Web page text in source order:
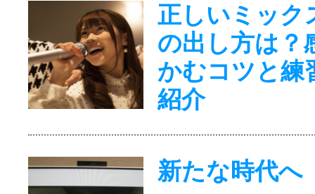
正しいミック
の出し方は？
かむコツと練
紹介
新たな時代へ